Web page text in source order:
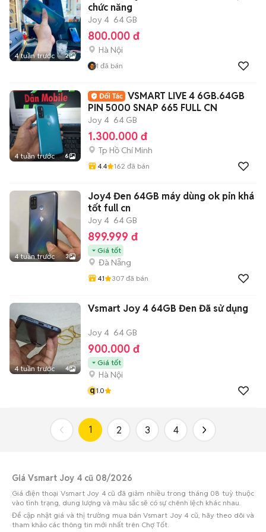
4 tuần trước 2
chức năng
Joy 4 64 GB
800.000 đ
Hà Nội
1 đã bán
4 tuần trước 6
VSMART LIVE 4 6GB.64GB
PIN 5000 SNAP 665 FULL CN
Joy 4 64 GB
1.300.000 đ
Tp Hồ Chí Minh
4.4 162 đã bán
4 tuần trước 3
Joy4 Đen 64GB máy dùng ok pin khá
tốt full cn
Joy 4 64 GB
899.999 đ
Giá tốt
Đà Nẵng
4.1 307 đã bán
4 tuần trước 4
Vsmart Joy 4 64GB Đen Đã sử dụng
Joy 4 64 GB
900.000 đ
Giá tốt
Hà Nội
q1.0
1 2 3 4
Giá Vsmart Joy 4 cũ 08/2026
Giá điện thoại Vsmart Joy 4 cũ đã giảm nhiều trong tháng 08 tuỳ thuộc
vào tình trạng, dung lượng và màu sắc sẽ có sự chênh lệch khác nhau.
Để cập nhật giá và thị trường mua bán Vsmart Joy 4 cũ, hãy theo dõi và
tham khảo các thông tin mới nhất trên Chợ Tốt.